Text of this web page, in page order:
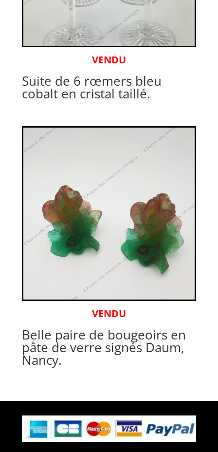
VENDU
Suite de 6 rœmers bleu
cobalt en cristal taillé.
VENDU
Belle paire de bougeoirs en
pâte de verre signés Daum,
Nancy.